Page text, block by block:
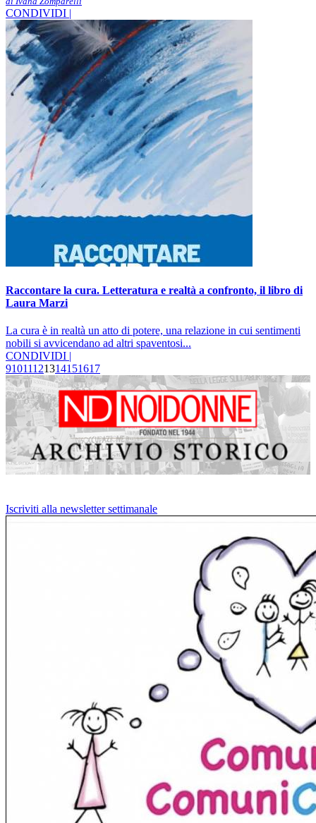
CONDIVIDI |
Raccontare la cura. Letteratura e realtà a confronto, il libro di
Laura Marzi
La cura è in realtà un atto di potere, una relazione in cui sentimenti
nobili si avvicendano ad altri spaventosi...
CONDIVIDI |
91011121314151617
Iscriviti alla newsletter settimanale